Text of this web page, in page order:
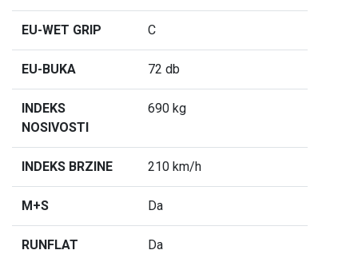
EU-WET GRIP C
EU-BUKA 72 db
INDEKS
NOSIVOSTI
690 kg
INDEKS BRZINE 210 km/h
M+S Da
RUNFLAT Da